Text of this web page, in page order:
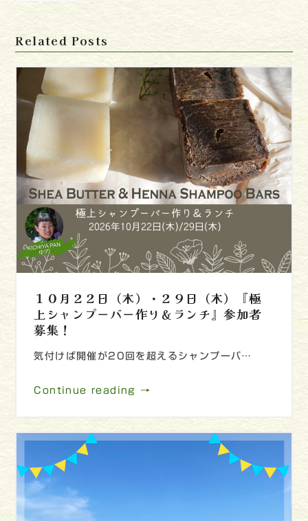
Related Posts
１０月２２日（木）・２９日（木）『極
上シャンプーバー作り＆ランチ』参加者
募集！
気付けば開催が20回を超えるシャンプーバ…
Continue reading →